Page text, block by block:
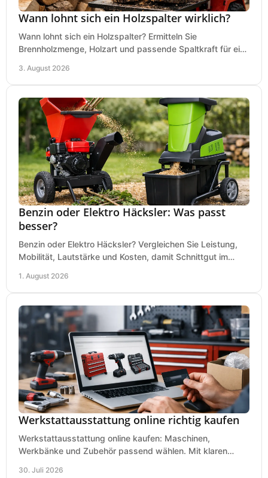
Wann lohnt sich ein Holzspalter wirklich?
Wann lohnt sich ein Holzspalter? Ermitteln Sie
Brennholzmenge, Holzart und passende Spaltkraft für eine
3. August 2026
Benzin oder Elektro Häcksler: Was passt
besser?
Benzin oder Elektro Häcksler? Vergleichen Sie Leistung,
Mobilität, Lautstärke und Kosten, damit Schnittgut im
1. August 2026
Werkstattausstattung online richtig kaufen
Werkstattausstattung online kaufen: Maschinen,
Werkbänke und Zubehör passend wählen. Mit klaren
30. Juli 2026